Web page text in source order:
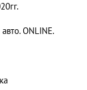
ONLINE.